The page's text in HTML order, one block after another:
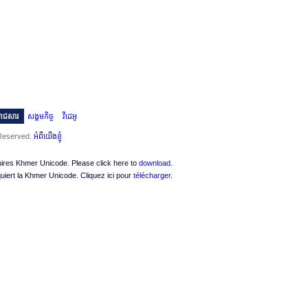
ាជសារ សង្គមកិច្ច វីដេអូ
អំពីយើងខ្ញុំ
Khmer Unicode. Please click here to download
la Khmer Unicode. Cliquez ici pour télécharger.